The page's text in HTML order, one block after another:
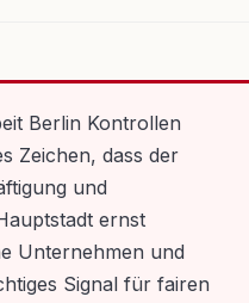
Berlin Kontrollen
Zeichen, dass der
und
ernst
Unternehmen und
Signal für fairen